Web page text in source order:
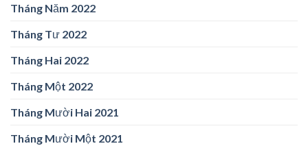
Tháng Năm 2022
Tháng Tư 2022
Tháng Hai 2022
Tháng Một 2022
Tháng Mười Hai 2021
Tháng Mười Một 2021